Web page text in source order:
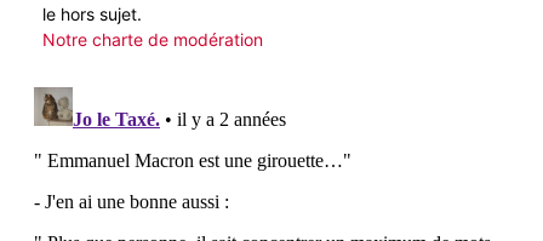
le hors sujet.
Notre charte de modération